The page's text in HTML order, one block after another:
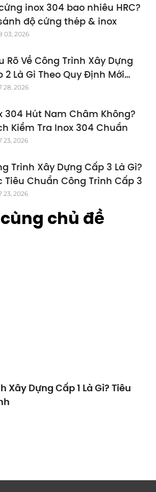
inox 304 bao nhiêu HRC?
độ cứng thép & inox
03, 2026
Rõ Về Công Trình Xây Dựng
2 Là Gì Theo Quy Định Mới
28, 2026
304 Hút Nam Châm Không?
Kiểm Tra Inox 304 Chuẩn
23, 2026
Trình Xây Dựng Cấp 3 Là Gì?
Tiêu Chuẩn Công Trình Cấp 3
23, 2026
chủ đề
Xây Dựng Cấp 1 Là Gì? Tiêu